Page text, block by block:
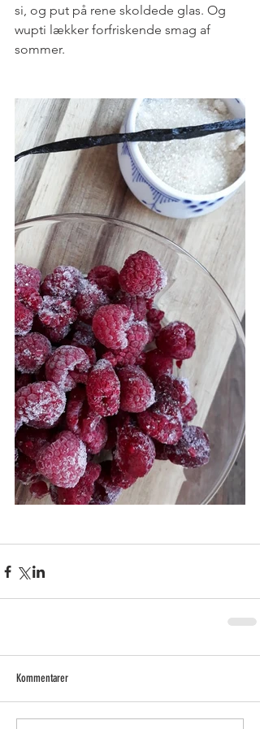
si, og put på rene skoldede glas. Og
wupti lækker forfriskende smag af
sommer.
Kommentarer